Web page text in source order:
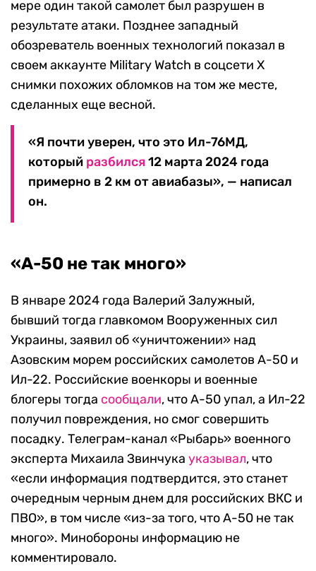
мере один такой самолет был разрушен в
результате атаки. Позднее западный
обозреватель военных технологий показал в
своем аккаунте Military Watch в соцсети X
снимки похожих обломков на том же месте,
сделанных еще весной.
«Я почти уверен, что это Ил-76МД,
который разбился 12 марта 2024 года
примерно в 2 км от авиабазы», — написал
он.
«А-50 не так много»
В январе 2024 года Валерий Залужный,
бывший тогда главкомом Вооруженных сил
Украины, заявил об «уничтожении» над
Азовским морем российских самолетов А-50 и
Ил-22. Российские военкоры и военные
блогеры тогда сообщали, что А-50 упал, а Ил-22
получил повреждения, но смог совершить
посадку. Телеграм-канал «Рыбарь» военного
эксперта Михаила Звинчука указывал, что
«если информация подтвердится, это станет
очередным черным днем для российских ВКС и
ПВО», в том числе «из-за того, что А-50 не так
много». Минобороны информацию не
комментировало.